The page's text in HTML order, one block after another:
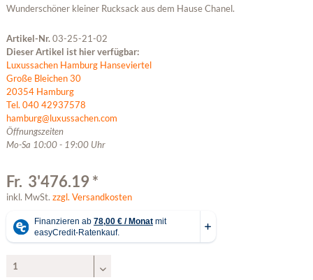
Wunderschöner kleiner Rucksack aus dem Hause Chanel.
Artikel-Nr.03-25-21-02
Dieser Artikel ist hier verfügbar:
Luxussachen Hamburg Hanseviertel
Große Bleichen 30
20354 Hamburg
Tel. 040 42937578
hamburg@luxussachen.com
Öffnungszeiten
Mo-Sa 10:00 - 19:00 Uhr
Fr. 3'476.19 *
inkl. MwSt. zzgl. Versandkosten